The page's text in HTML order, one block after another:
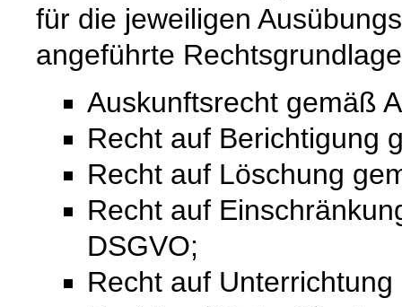
für die jeweiligen
angeführte
Auskunftsrecht gemäß
Recht auf Berichtigung
Recht auf Löschung
Recht auf
DSGVO;
Recht auf